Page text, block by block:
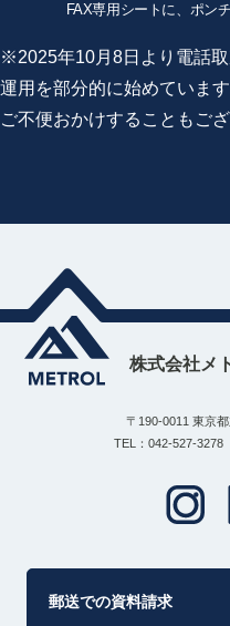
FAX専用シートに、ポン
※2025年10月8日より電話
運用を部分的に始めています
ご不便おかけすることもご
株式会社メ
〒190-0011 東京
TEL：042-527-3278
郵送での資料請求